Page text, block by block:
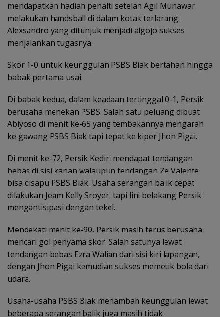
mendapatkan hadiah penalti setelah Agil Munawar
melakukan handsball di dalam kotak terlarang.
Alexsandro yang ditunjuk menjadi algojo sukses
menjalankan tugasnya.
Skor 1-0 untuk keunggulan PSBS Biak bertahan hingga
babak pertama usai.
Di babak kedua, dalam keadaan tertinggal 0-1, Persik
berusaha menekan PSBS. Salah satu peluang dibuat
Abiyoso di menit ke-65 yang tembakannya mengarah
ke gawang PSBS Biak tapi tepat ke kiper Jhon Pigai.
Di menit ke-72, Persik Kediri mendapat tendangan
bebas di sisi kanan walaupun tendangan Ze Valente
bisa disapu PSBS Biak. Usaha serangan balik cepat
dilakukan Jeam Kelly Sroyer, tapi lini belakang Persik
mengantisipasi dengan tekel.
Mendekati menit ke-90, Persik masih terus berusaha
mencari gol penyama skor. Salah satunya lewat
tendangan bebas Ezra Walian dari sisi kiri lapangan,
dengan Jhon Pigai kemudian sukses memetik bola dari
udara.
Usaha-usaha PSBS Biak menambah keunggulan lewat
beberapa serangan balik juga masih tidak